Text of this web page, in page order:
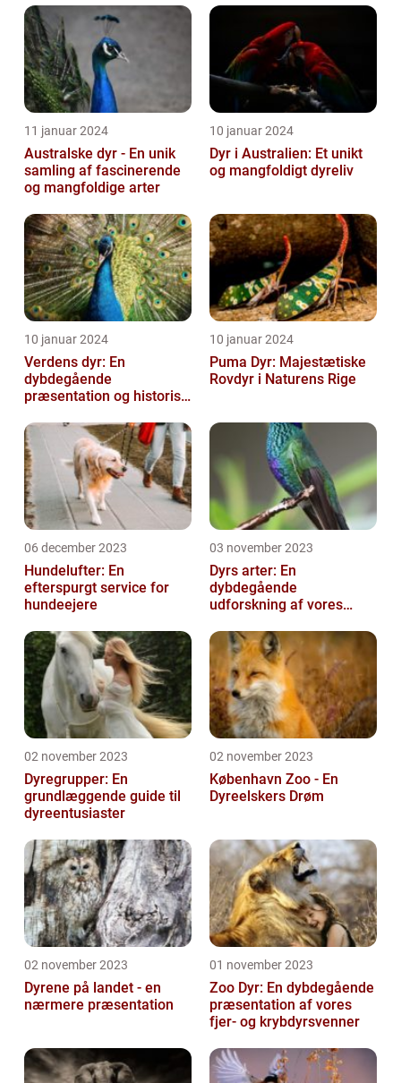
dødbringende
skabninger...
11 januar 2024
Australske dyr - En unik
samling af fascinerende
og mangfoldige arter
10 januar 2024
Dyr i Australien: Et unikt
og mangfoldigt dyreliv
10 januar 2024
Verdens dyr: En
dybdegående
præsentation og historisk
10 januar 2024
Puma Dyr: Majestætiske
Rovdyr i Naturens Rige
06 december 2023
Hundelufter: En
efterspurgt service for
hundeejere
03 november 2023
Dyrs arter: En
dybdegående
udforskning af vores
02 november 2023
Dyregrupper: En
grundlæggende guide til
dyreentusiaster
02 november 2023
København Zoo - En
Dyreelskers Drøm
02 november 2023
Dyrene på landet - en
nærmere præsentation
01 november 2023
Zoo Dyr: En dybdegående
præsentation af vores
fjer- og krybdyrsvenner